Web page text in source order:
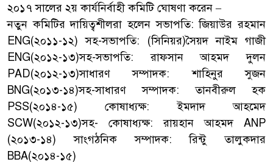
২০১৭ সালের ২য় কার্যনির্বাহী কমিটি ঘোষণা করেন –
নতুন কমিটির দায়িত্বশীলরা হলেন সভাপতি: জিয়াউর রহমান
ENG(২০১১-১২) সহ-সভাপতি: (সিনিয়র)সৈয়দ নাইম গাজী
ENG(২০১২-১৩)সহ-সভাপতি: রাফসান আহমদ দুলন
PAD(২০১২-১৩)সাধারণ সম্পাদক: শাহিনুর সুজন
BNG(২০১৩-১৪)সহ-সাধারণ সম্পাদক: তানবীরুল হক
PSS(২০১৪-১৫) কোষাধ্যক্ষ: ইমদাদ আহমেদ
SCW(২০১২-১৩)সহ- কোষাধ্যক্ষ: রায়হান আহমদ ANP
(২০১৩-১৪) সাংগঠনিক সম্পাদক: রিন্টু তালুকদার
BBA(২০১৪-১৫)